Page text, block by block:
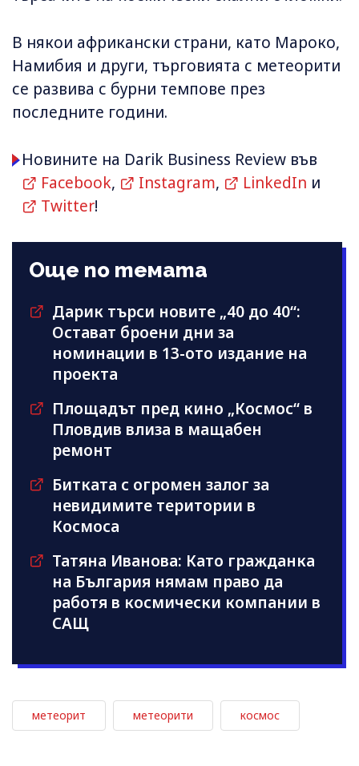
В някои африкански страни, като Мароко,
Намибия и други, търговията с метеорити
се развива с бурни темпове през
последните години.
Новините на Darik Business Review във
Facebook, Instagram, LinkedIn и
Twitter!
Още по темата
Дарик търси новите „40 до 40“:
Остават броени дни за
номинации в 13-ото издание на
проекта
Площадът пред кино „Космос“ в
Пловдив влиза в мащабен
ремонт
Битката с огромен залог за
невидимите територии в
Космоса
Татяна Иванова: Като гражданка
на България нямам право да
работя в космически компании в
САЩ
метеорит метеорити космос